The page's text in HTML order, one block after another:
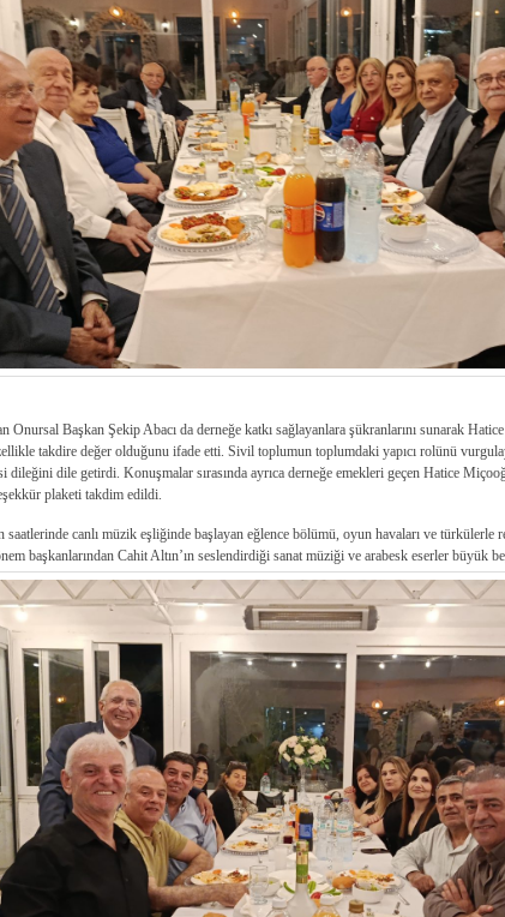
Onursal Başkan Şekip Abacı da derneğe katkı sağlayanlara şükranlarını sunarak
takdire değer olduğunu ifade etti. Sivil toplumun toplumdaki yapıcı rolünü
dileğini dile getirdi. Konuşmalar sırasında ayrıca derneğe emekleri geçen Hatice
plaketi takdim edildi.
saatlerinde canlı müzik eşliğinde başlayan eğlence bölümü, oyun havaları ve
başkanlarından Cahit Altın’ın seslendirdiği sanat müziği ve arabesk eserler büyük